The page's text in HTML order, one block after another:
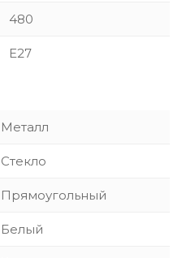
480
E27
Металл
Стекло
Прямоугольный
Белый